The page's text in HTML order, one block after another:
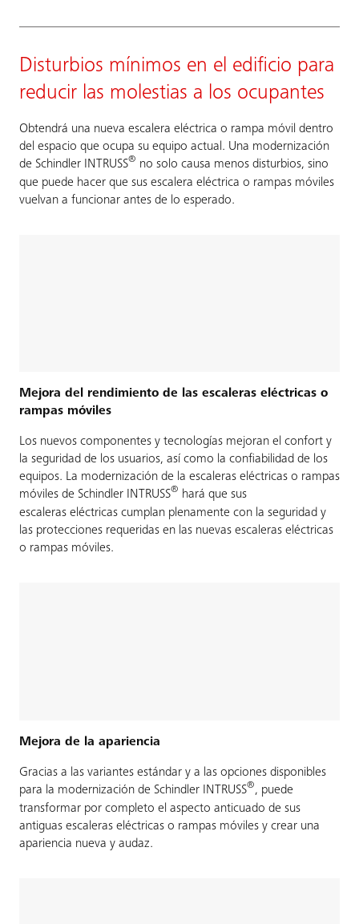
Disturbios mínimos en el edificio para
reducir las molestias a los ocupantes
Obtendrá una nueva escalera eléctrica o rampa móvil dentro
del espacio que ocupa su equipo actual. Una modernización
de Schindler INTRUSS® no solo causa menos disturbios, sino
que puede hacer que sus escalera eléctrica o rampas móviles
vuelvan a funcionar antes de lo esperado.
Mejora del rendimiento de las escaleras eléctricas o
rampas móviles
Los nuevos componentes y tecnologías mejoran el confort y
la seguridad de los usuarios, así como la confiabilidad de los
equipos. La modernización de la escaleras eléctricas o rampas
móviles de Schindler INTRUSS® hará que sus
escaleras eléctricas cumplan plenamente con la seguridad y
las protecciones requeridas en las nuevas escaleras eléctricas
o rampas móviles.
Mejora de la apariencia
Gracias a las variantes estándar y a las opciones disponibles
para la modernización de Schindler INTRUSS®, puede
transformar por completo el aspecto anticuado de sus
antiguas escaleras eléctricas o rampas móviles y crear una
apariencia nueva y audaz.